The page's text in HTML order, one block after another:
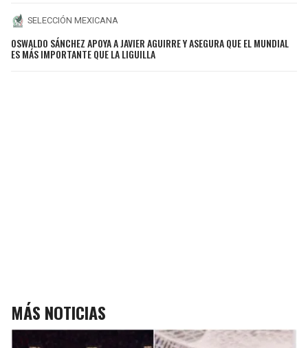
SELECCIÓN MEXICANA
OSWALDO SÁNCHEZ APOYA A JAVIER AGUIRRE Y ASEGURA QUE EL MUNDIAL
ES MÁS IMPORTANTE QUE LA LIGUILLA
MÁS NOTICIAS